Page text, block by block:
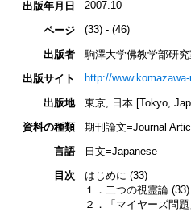
出版年月日 2007.10
ページ (33) - (46)
出版者
駒澤大学佛教学部研
出版サイト
http://
出版地
東京, 日本 [Tokyo,
資料の種類
期刊論文=Journal
言語
日文=Japanese
目次
はじめに (33)
１．二つの視霊論 (33)
２．「マイヤーズ問